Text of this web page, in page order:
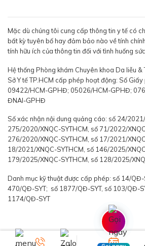
Mặc dù chúng tôi cung cấp thông tin y tế có
bất kỳ tuyên bố hay đảm bảo nào về tính
tính hữu ích của thông tin đối với tình huống
Hệ thống Phòng khám Chuyên khoa Da liễu
Sở Y tế TP.HCM cấp phép hoạt động: Số
09422/HCM-GPHĐ; 05026/HCM-GPHĐ;
ĐNAI-GPHĐ
Số xác nhận nội dung quảng cáo: số 24/
275/2020/XNQC-SYTHCM, số 71/2022/
276/2020/XNQC-SYTHCM, số 17/2021/
18/2021/XNQC-SYTHCM, số 146/2025/
179/2025/XNQC-SYTHCM, số 128/2025/
Danh mục kỹ thuật được cấp phép: số 14/
470/QĐ-SYT; số 1877/QĐ-SYT, số 103/QĐ-
1174/QĐ-SYT